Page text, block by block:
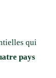
qui
pays